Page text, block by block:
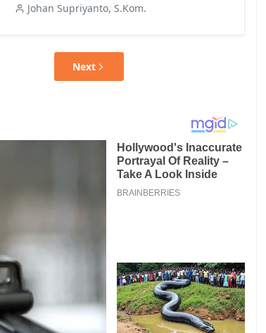
Johan Supriyanto, S.Kom.
Next